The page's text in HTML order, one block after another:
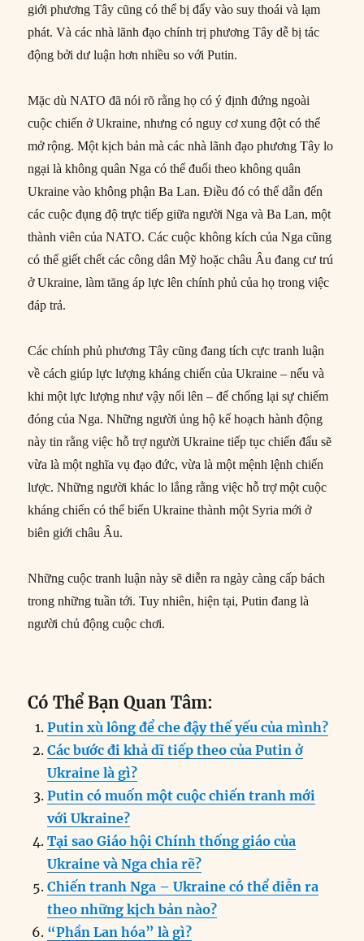
giới phương Tây cũng có thể bị đẩy vào suy thoái và lạm
phát. Và các nhà lãnh đạo chính trị phương Tây dễ bị tác
động bởi dư luận hơn nhiều so với Putin.
Mặc dù NATO đã nói rõ rằng họ có ý định đứng ngoài
cuộc chiến ở Ukraine, nhưng có nguy cơ xung đột có thể
mở rộng. Một kịch bản mà các nhà lãnh đạo phương Tây lo
ngại là không quân Nga có thể đuổi theo không quân
Ukraine vào không phận Ba Lan. Điều đó có thể dẫn đến
các cuộc đụng độ trực tiếp giữa người Nga và Ba Lan, một
thành viên của NATO. Các cuộc không kích của Nga cũng
có thể giết chết các công dân Mỹ hoặc châu Âu đang cư trú
ở Ukraine, làm tăng áp lực lên chính phủ của họ trong việc
đáp trả.
Các chính phủ phương Tây cũng đang tích cực tranh luận
về cách giúp lực lượng kháng chiến của Ukraine – nếu và
khi một lực lượng như vậy nổi lên – để chống lại sự chiếm
đóng của Nga. Những người ủng hộ kế hoạch hành động
này tin rằng việc hỗ trợ người Ukraine tiếp tục chiến đấu sẽ
vừa là một nghĩa vụ đạo đức, vừa là một mệnh lệnh chiến
lược. Những người khác lo lắng rằng việc hỗ trợ một cuộc
kháng chiến có thể biến Ukraine thành một Syria mới ở
biên giới châu Âu.
Những cuộc tranh luận này sẽ diễn ra ngày càng cấp bách
trong những tuần tới. Tuy nhiên, hiện tại, Putin đang là
người chủ động cuộc chơi.
Có Thể Bạn Quan Tâm:
Putin xù lông để che đậy thế yếu của mình?
Các bước đi khả dĩ tiếp theo của Putin ở
Ukraine là gì?
Putin có muốn một cuộc chiến tranh mới
với Ukraine?
Tại sao Giáo hội Chính thống giáo của
Ukraine và Nga chia rẽ?
Chiến tranh Nga – Ukraine có thể diễn ra
theo những kịch bản nào?
“Phần Lan hóa” là gì?